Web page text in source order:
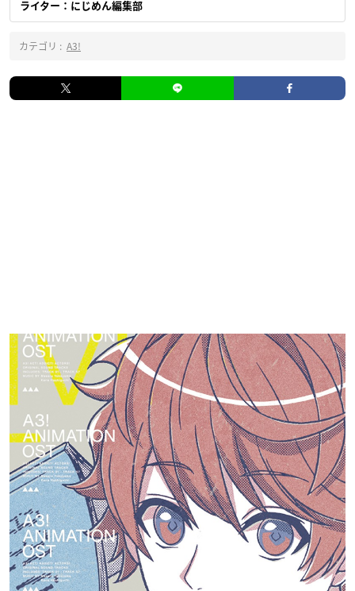
ライター：にじめん編集部
カテゴリ : A3!